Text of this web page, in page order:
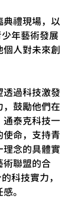
禮現場，以
年藝術發展
人對未來創
過科技激發
鼓勵他們在
通泰克科技一
命，支持青
念的具體實
聯盟的合
科技實力，
。